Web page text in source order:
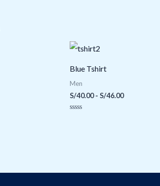
Blue Tshirt
Men
S/40.00 - S/46.00S/46.00